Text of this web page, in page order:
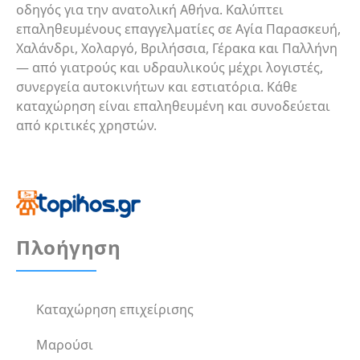
οδηγός για την ανατολική Αθήνα. Καλύπτει
επαληθευμένους επαγγελματίες σε Αγία Παρασκευή,
Χαλάνδρι, Χολαργό, Βριλήσσια, Γέρακα και Παλλήνη
— από γιατρούς και υδραυλικούς μέχρι λογιστές,
συνεργεία αυτοκινήτων και εστιατόρια. Κάθε
καταχώρηση είναι επαληθευμένη και συνοδεύεται
από κριτικές χρηστών.
Πλοήγηση
Καταχώρηση επιχείρισης
Μαρούσι